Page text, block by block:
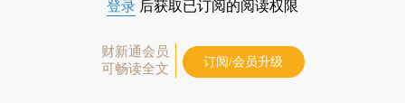
登录 后获取已订阅的阅读权限
财新通会员
可畅读全文
订阅/会员升级